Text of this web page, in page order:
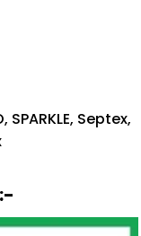
SPARKLE, Septex,